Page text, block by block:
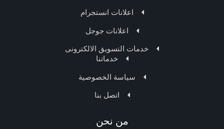
من نحن
اعلانات انستجرام
اعلانات جوجل
خدمات التسويق الالكترونى
خدماتنا
سياسة الخصوصية
اتصل بنا